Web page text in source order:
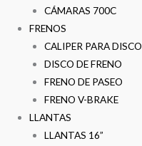
CÁMARAS 700C
FRENOS
CALIPER PARA DISCO
DISCO DE FRENO
FRENO DE PASEO
FRENO V-BRAKE
LLANTAS
LLANTAS 16”